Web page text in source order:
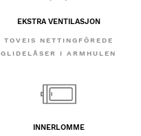
EKSTRA VENTILASJON
TOVEIS NETTINGFÔREDE
GLIDELÅSER I ARMHULEN
INNERLOMME